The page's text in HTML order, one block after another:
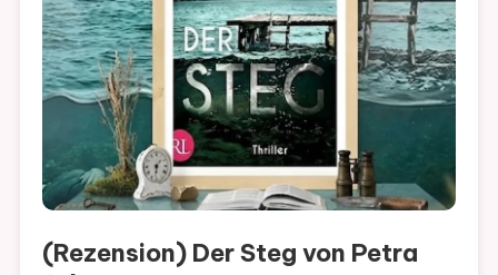
(Rezension) Der Steg von Petra